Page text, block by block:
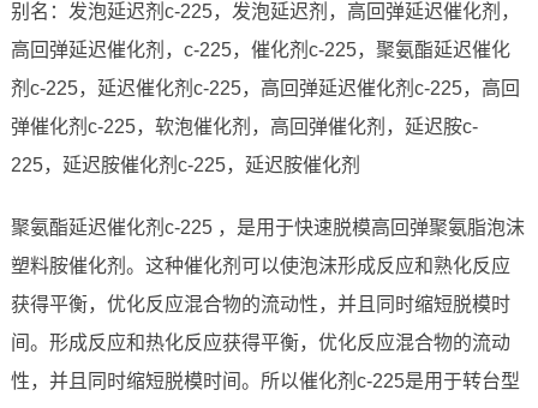
别名：发泡延迟剂c-225，发泡延迟剂，高回弹延迟催化剂，
高回弹延迟催化剂，c-225，催化剂c-225，聚氨酯延迟催化
剂c-225，延迟催化剂c-225，高回弹延迟催化剂c-225，高回
弹催化剂c-225，软泡催化剂，高回弹催化剂，延迟胺c-
225，延迟胺催化剂c-225，延迟胺催化剂
聚氨酯延迟催化剂c-225 ，是用于快速脱模高回弹聚氨脂泡沫
塑料胺催化剂。这种催化剂可以使泡沫形成反应和熟化反应
获得平衡，优化反应混合物的流动性，并且同时缩短脱模时
间。形成反应和热化反应获得平衡，优化反应混合物的流动
性，并且同时缩短脱模时间。所以催化剂c-225是用于转台型